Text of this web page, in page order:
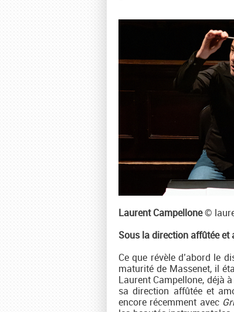
Laurent Campellone©
Sous la direction affûtée et
Ce que révèle d’abord le
maturité de Massenet, il
Laurent Campellone, déjà
sa direction affûtée et
encore récemment avec